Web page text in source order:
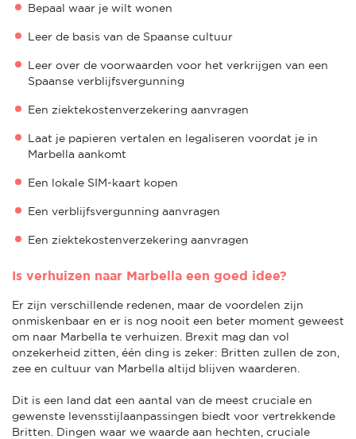
Bepaal waar je wilt wonen
Leer de basis van de Spaanse cultuur
Leer over de voorwaarden voor het verkrijgen van een
Spaanse verblijfsvergunning
Een ziektekostenverzekering aanvragen
Laat je papieren vertalen en legaliseren voordat je in
Marbella aankomt
Een lokale SIM-kaart kopen
Een verblijfsvergunning aanvragen
Een ziektekostenverzekering aanvragen
Is verhuizen naar Marbella een goed idee?
Er zijn verschillende redenen, maar de voordelen zijn
onmiskenbaar en er is nog nooit een beter moment geweest
om naar Marbella te verhuizen. Brexit mag dan vol
onzekerheid zitten, één ding is zeker: Britten zullen de zon,
zee en cultuur van Marbella altijd blijven waarderen.
Dit is een land dat een aantal van de meest cruciale en
gewenste levensstijlaanpassingen biedt voor vertrekkende
Britten. Dingen waar we waarde aan hechten, cruciale